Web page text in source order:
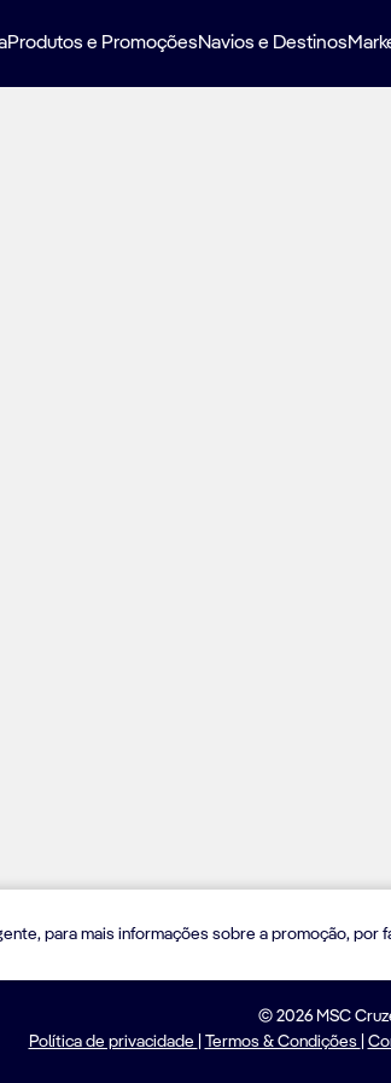
Produtos e PromoçõesNavios e Destinos
© 2026 MSC
Política de privacidade
Termos & Condições
para mais informações sobre a promoção, por